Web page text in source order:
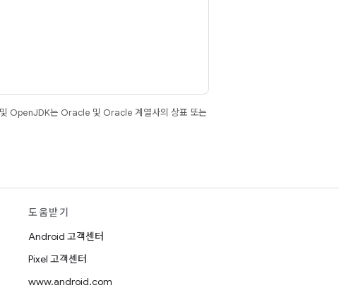
OpenJDK는 Oracle 및 Oracle 계열사의 상표 또는
도움받기
Android 고객센터
Pixel 고객센터
www.android.com